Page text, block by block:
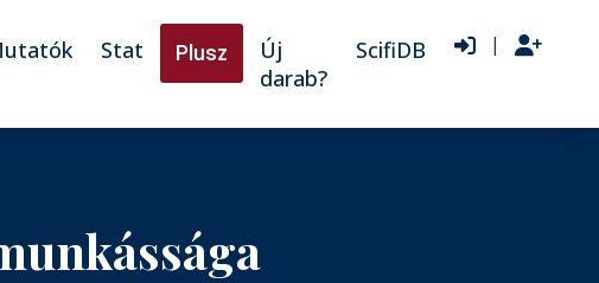
Stat Plusz
Új
darab?
ScifiDB |